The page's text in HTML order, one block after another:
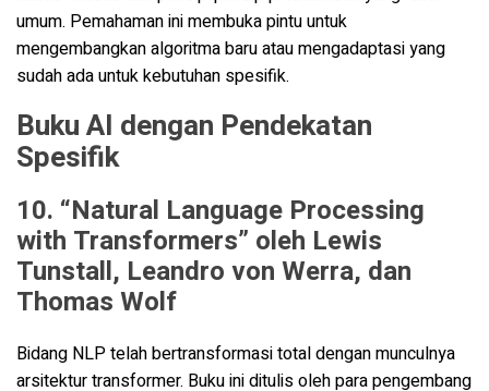
umum. Pemahaman ini membuka pintu untuk
mengembangkan algoritma baru atau mengadaptasi yang
sudah ada untuk kebutuhan spesifik.
Buku AI dengan Pendekatan
Spesifik
10. “Natural Language Processing
with Transformers” oleh Lewis
Tunstall, Leandro von Werra, dan
Thomas Wolf
Bidang NLP telah bertransformasi total dengan munculnya
arsitektur transformer. Buku ini ditulis oleh para pengembang